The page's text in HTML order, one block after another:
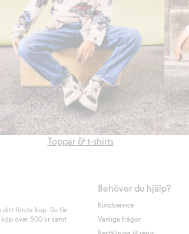
Toppar & t-shirts
ditt första köp. Du får
över 500 kr samt
Behöver du hjälp?
Kundservice
Vanliga frågor